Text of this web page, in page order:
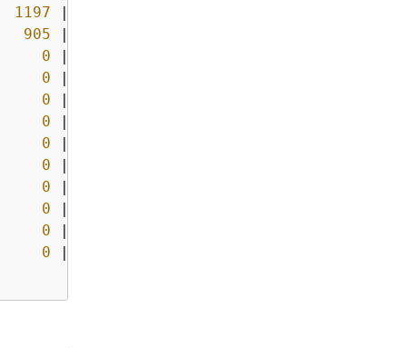
1197 |
905 |
0 |
0 |
0 |
0 |
0 |
0 |
0 |
0 |
0 |
0 |